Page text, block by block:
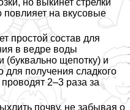
но выкинет стрелки
повлияет на вкусовые
простой состав для
в ведре воды
(буквально щепотку) и
получения сладкого
2–3 раза за
почву, не забывая о